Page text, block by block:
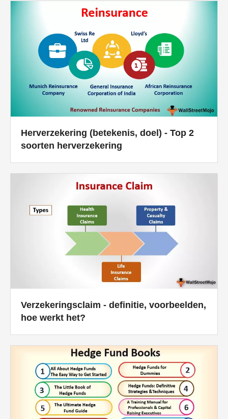
Herverzekering (betekenis, doel) - Top 2
soorten herverzekering
Verzekeringsclaim - definitie, voorbeelden,
hoe werkt het?